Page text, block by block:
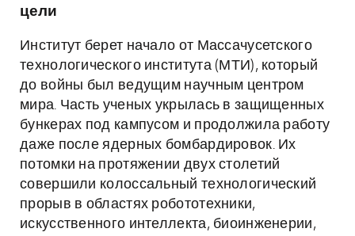
цели
Институт берет начало от Массачусетского
технологического института (МТИ), который
до войны был ведущим научным центром
мира. Часть ученых укрылась в защищенных
бункерах под кампусом и продолжила работу
даже после ядерных бомбардировок. Их
потомки на протяжении двух столетий
совершили колоссальный технологический
прорыв в областях робототехники,
искусственного интеллекта, биоинженерии,